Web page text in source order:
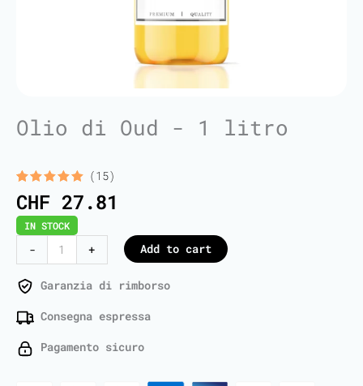
Olio di Oud - 1 litro
Rated
5.00
out of 5
based on
15
customer
ratings
(15)
CHF 27.81
IN STOCK
-
Oil
-
Liter
+ Add to cart
Garanzia di rimborso
Consegna espressa
Pagamento sicuro